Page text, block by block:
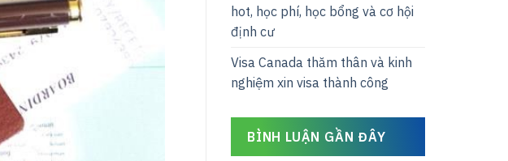
hot, học phí, học bổng và cơ hội
định cư
Visa Canada thăm thân và kinh
nghiệm xin visa thành công
BÌNH LUẬN GẦN ĐÂY